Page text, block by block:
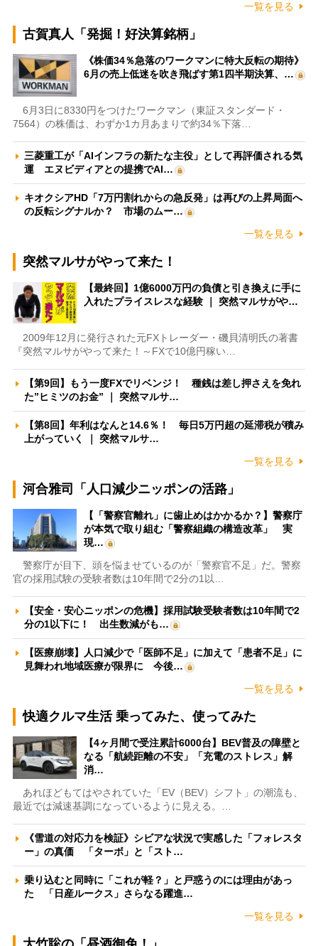
一覧を見る
古賀真人「発掘！好決算銘柄」
《株価34％急落のワークマンに特大反転の期待》
6月の売上低迷を吹き飛ばす第1四半期決算、…
6月3日に8330円をつけたワークマン（東証スタンダード・
7564）の株価は、わずか1カ月あまりで約34％下落…
三菱重工が「AIインフラの新たな主役」として再評価される気
運 エヌビディアとの提携でAI…
キオクシアHD「7万円割れからの急反発」は再びの上昇局面へ
の反転シグナルか？ 市場のムー…
一覧を見る
突然マルサがやって来た！
【最終回】1億6000万円の負債と引き換えに手に
入れたプライスレスな経験 ｜ 突然マルサがや…
2009年12月に発行された元FXトレーダー・磯貝清明氏の著書
『突然マルサがやって来た！～FXで10億円稼い…
【第9回】もう一度FXでリベンジ！ 種銭は差し押さえを免れ
た”ヒミツのお金” ｜ 突然マルサ…
【第8回】年利はなんと14.6％！ 毎日5万円超の延滞税が積み
上がっていく ｜ 突然マルサ…
一覧を見る
河合雅司「人口減少ニッポンの活路」
【「警察官離れ」に歯止めはかかるか？】警察庁
が本気で取り組む「警察組織の構造改革」 実
現…
警察庁が目下、頭を悩ませているのが「警察官不足」だ。警察
官の採用試験の受験者数は10年間で2分の1以…
【安全・安心ニッポンの危機】採用試験受験者数は10年間で2
分の1以下に！ 出生数減がも…
【医療崩壊】人口減少で「医師不足」に加えて「患者不足」に
見舞われ地域医療が限界に 今後…
一覧を見る
快適クルマ生活 乗ってみた、使ってみた
【4ヶ月間で受注累計6000台】BEV普及の障壁と
なる「航続距離の不安」「充電のストレス」解
消…
あれほどもてはやされていた「EV（BEV）シフト」の潮流も、
最近では減速基調になっているように見える。…
《雪道の対応力を検証》シビアな状況で実感した「フォレスタ
ー」の真価 「ターボ」と「スト…
乗り込むと同時に「これが軽？」と戸惑うのには理由があっ
た 「日産ルークス」さらなる躍進…
一覧を見る